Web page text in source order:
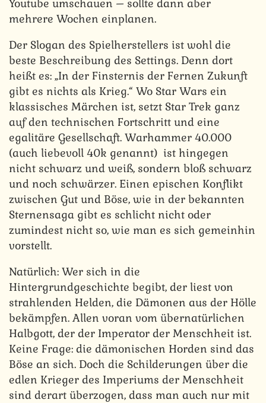
Youtube umschauen – sollte dann aber
mehrere Wochen einplanen.
Der Slogan des Spielherstellers ist wohl die
beste Beschreibung des Settings. Denn dort
heißt es: „In der Finsternis der Fernen Zukunft
gibt es nichts als Krieg.“ Wo Star Wars ein
klassisches Märchen ist, setzt Star Trek ganz
auf den technischen Fortschritt und eine
egalitäre Gesellschaft. Warhammer 40.000
(auch liebevoll 40k genannt) ist hingegen
nicht schwarz und weiß, sondern bloß schwarz
und noch schwärzer. Einen epischen Konflikt
zwischen Gut und Böse, wie in der bekannten
Sternensaga gibt es schlicht nicht oder
zumindest nicht so, wie man es sich gemeinhin
vorstellt.
Natürlich: Wer sich in die
Hintergrundgeschichte begibt, der liest von
strahlenden Helden, die Dämonen aus der Hölle
bekämpfen. Allen voran vom übernatürlichen
Halbgott, der der Imperator der Menschheit ist.
Keine Frage: die dämonischen Horden sind das
Böse an sich. Doch die Schilderungen über die
edlen Krieger des Imperiums der Menschheit
sind derart überzogen, dass man auch nur mit